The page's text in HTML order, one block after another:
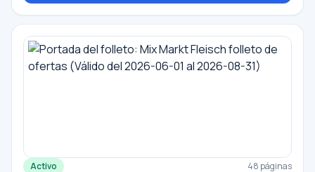
Activo 48 páginas